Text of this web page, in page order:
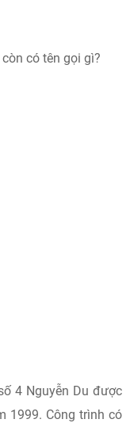
có tên gọi gì?
4 Nguyễn Du được
1999. Công trình có